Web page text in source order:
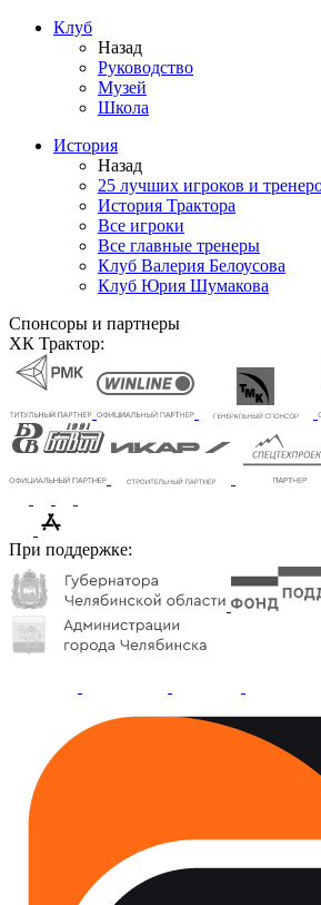
Клуб
Назад
Руководство
Музей
Школа
История
Назад
25 лучших игроков и
История Трактора
Все игроки
Все главные тренеры
Клуб Валерия Белоусова
Клуб Юрия Шумакова
Спонсоры и партнеры
ХК Трактор:
При поддержке: